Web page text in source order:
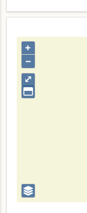
⤢
+
–